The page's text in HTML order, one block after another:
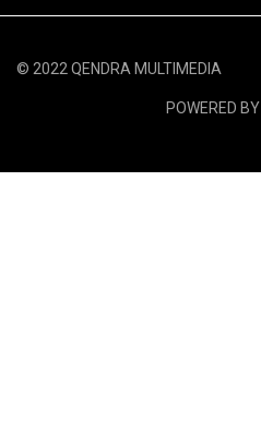
© 2022 QENDRA MULTIMEDIA
POWERED BY